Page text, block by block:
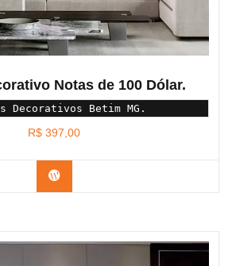
Notas de 100 Dólar.
Decorativos Betim MG.
R$ 397,00
Confira os modelos